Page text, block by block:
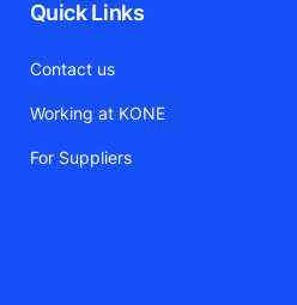
Quick Links
Contact us
Working at KONE
For Suppliers